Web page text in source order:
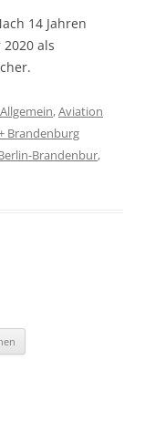
14 Jahren
als
Allgemein,Aviation
Brandenburg
Brandenbur,